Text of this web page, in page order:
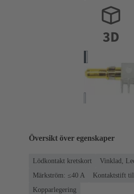
Översikt över egenskaper
Lödkontakt kretskort
Vinklad,
Märkström: ≤40 A
Kontaktstift
Kopparlegering